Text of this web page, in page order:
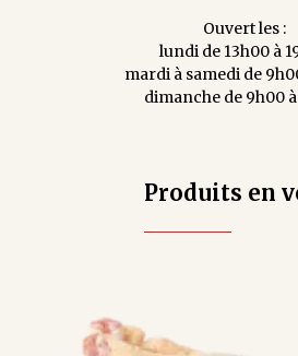
Ouvert les :
lundi de 13h00 à
mardi à samedi de
dimanche de 9h00
Produits en